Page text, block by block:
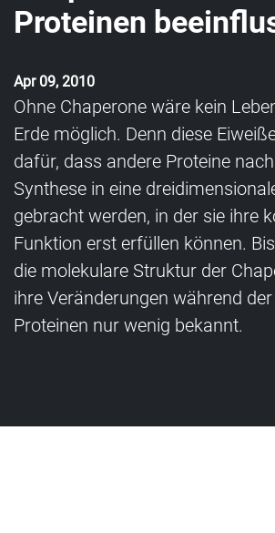
Proteinen
Apr 09, 2010
Ohne Chaperone wäre kein
Erde möglich. Denn diese
dafür, dass andere Proteine
Synthese in eine
gebracht werden, in der sie ihre
Funktion erst erfüllen können.
die molekulare Struktur der
ihre Veränderungen während
Proteinen nur wenig bekannt.